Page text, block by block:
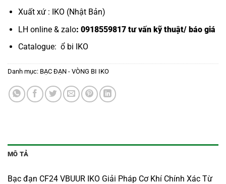
Xuất xứ : IKO (Nhật Bản)
LH online & zalo: 0918559817 tư vấn kỹ thuật/ báo giá
Catalogue: ổ bi IKO
Danh mục: BẠC ĐẠN - VÒNG BI IKO
MÔ TẢ
Bạc đạn CF24 VBUUR IKO Giải Pháp Cơ Khí Chính Xác Từ